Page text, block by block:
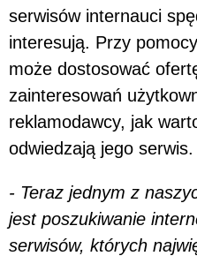
serwisów internauci
interesują. Przy
może dostosować
zainteresowań
reklamodawcy, jak
odwiedzają jego serwis.
- Teraz jednym z
jest poszukiwanie
serwisów, których